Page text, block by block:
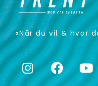
«Når du vil & hvor